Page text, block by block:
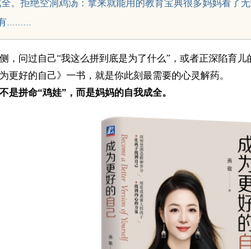
。拒绝空洞鸡汤：拿来就能用的教育宝典很多妈妈看了
.........
，问过自己“我这么拼到底是为了什么”，或者正深陷育
更好的自己》一书，就是你此刻最需要的心灵解药。
是拼命“鸡娃”，而是妈妈的自我成全。
究竟藏着哪些行业秘诀？